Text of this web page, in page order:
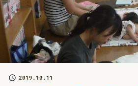
2019.10.11